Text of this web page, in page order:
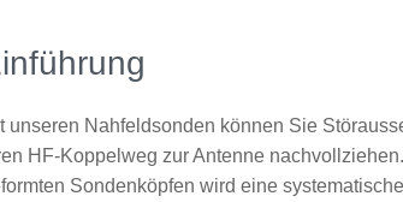
unseren Nahfeldsonden können Sie
HF-Koppelweg zur Antenne
Sondenköpfen wird eine